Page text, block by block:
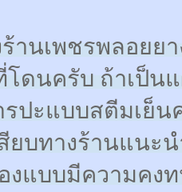
านเพชรพลอยย
ดนครับ ถ้าเป็น
ปะแบบสตีมเย็
ยบทางร้านแนะ
งแบบมีความคง